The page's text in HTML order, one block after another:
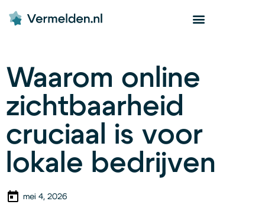
Waarom online
zichtbaarheid
cruciaal is voor
lokale bedrijven
mei 4, 2026